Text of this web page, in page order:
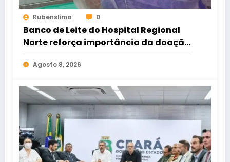
Rubenslima 0
Banco de Leite do Hospital Regional
Norte reforça importância da doação
para atender bebês internados
Agosto 8, 2026